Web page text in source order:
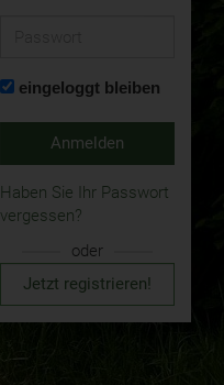
eingeloggt bleiben
Anmelden
Haben Sie Ihr Passwort
vergessen?
oder
Jetzt registrieren!